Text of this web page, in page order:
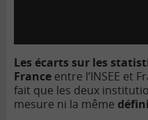
Les écarts sur les
France entre l’INSEE et
fait que les deux
mesure ni la même